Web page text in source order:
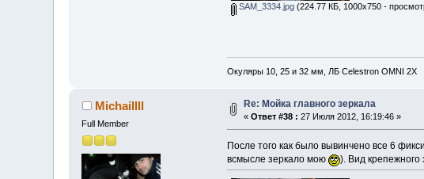
SAM_3334.jpg (224.77 КБ, 1000x750 -
Окуляры 10, 25 и 32 мм, ЛБ Celestron OMNI 2X
Michaillll
Full Member
Re: Мойка главного зеркала
«Ответ #38 : 27 Июля 2012, 16:19:46 »
После того как было вывинчено все 6
всмысле зеркало мою
). Вид крепежного